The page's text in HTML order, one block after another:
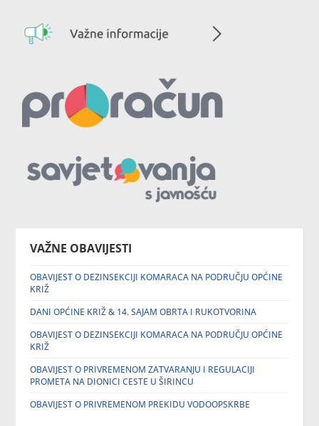
VAŽNE OBAVIJESTI
OBAVIJEST O DEZINSEKCIJI KOMARACA NA PODRUČJU OPĆINE
KRIŽ
DANI OPĆINE KRIŽ & 14. SAJAM OBRTA I RUKOTVORINA
OBAVIJEST O DEZINSEKCIJI KOMARACA NA PODRUČJU OPĆINE
KRIŽ
OBAVIJEST O PRIVREMENOM ZATVARANJU I REGULACIJI
PROMETA NA DIONICI CESTE U ŠIRINCU
OBAVIJEST O PRIVREMENOM PREKIDU VODOOPSKRBE